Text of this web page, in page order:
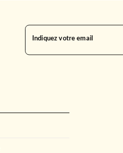
Indiquez votre email